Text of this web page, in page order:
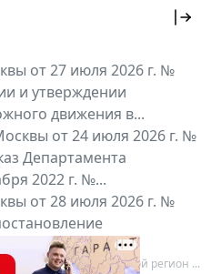
от 27 июля 2026 г. №
и утверждении
движения в...
от 24 июля 2026 г. №
Департамента
2022 г. №...
от 28 июля 2026 г. №
г. № 334-ПП"
Мой регион ...